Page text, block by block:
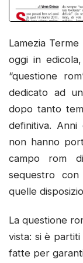
Lamezia
oggi in
“questione
dedicato ad
dopo tanto
definitiva. Anni
non hanno
campo rom
sequestro
quelle
La questione
vista: si è
fatte per